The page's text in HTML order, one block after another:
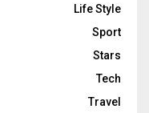
Life Style
Sport
Stars
Tech
Travel